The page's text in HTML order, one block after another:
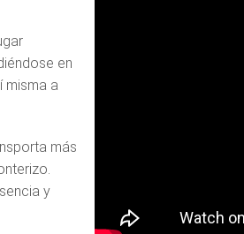
en
misma a
más
y